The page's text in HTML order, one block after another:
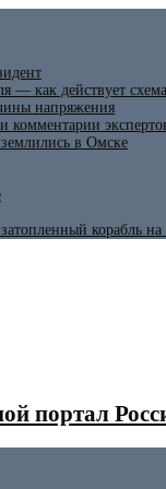
как действует
напряжения
в Омске
корабль
портал